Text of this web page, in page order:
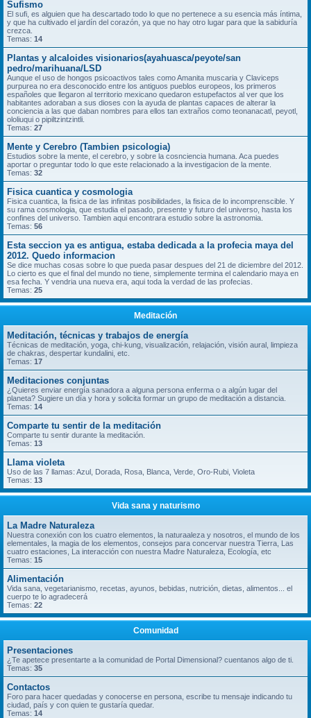
Sufismo
El sufi, es alguien que ha descartado todo lo que no pertenece a su esencia más íntima,
y que ha cultivado el jardín del corazón, ya que no hay otro lugar para que la sabiduría
crezca.
Temas: 14
Plantas y alcaloides visionarios(ayahuasca/peyote/san
pedro/marihuana/LSD
Aunque el uso de hongos psicoactivos tales como Amanita muscaria y Claviceps
purpurea no era desconocido entre los antiguos pueblos europeos, los primeros
españoles que llegaron al territorio mexicano quedaron estupefactos al ver que los
habitantes adoraban a sus dioses con la ayuda de plantas capaces de alterar la
conciencia a las que daban nombres para ellos tan extraños como teonanacatl, peyotl,
ololiuqui o pipiltzintzintli.
Temas: 27
Mente y Cerebro (Tambien psicologia)
Estudios sobre la mente, el cerebro, y sobre la cosnciencia humana. Aca puedes
aportar o preguntar todo lo que este relacionado a la investigacion de la mente.
Temas: 32
Fisica cuantica y cosmologia
Fisica cuantica, la fisica de las infinitas posibilidades, la fisica de lo incomprenscible. Y
su rama cosmologia, que estudia el pasado, presente y futuro del universo, hasta los
confines del universo. Tambien aqui encontrara estudio sobre la astronomia.
Temas: 56
Esta seccion ya es antigua, estaba dedicada a la profecia maya del
2012. Quedo informacion
Se dice muchas cosas sobre lo que pueda pasar despues del 21 de diciembre del 2012.
Lo cierto es que el final del mundo no tiene, simplemente termina el calendario maya en
esa fecha. Y vendria una nueva era, aqui toda la verdad de las profecias.
Temas: 25
Meditación
Meditación, técnicas y trabajos de energía
Técnicas de meditación, yoga, chi-kung, visualización, relajación, visión aural, limpieza
de chakras, despertar kundalini, etc.
Temas: 17
Meditaciones conjuntas
¿Quieres enviar energía sanadora a alguna persona enferma o a algún lugar del
planeta? Sugiere un día y hora y solicita formar un grupo de meditación a distancia.
Temas: 14
Comparte tu sentir de la meditación
Comparte tu sentir durante la meditación.
Temas: 13
Llama violeta
Uso de las 7 llamas: Azul, Dorada, Rosa, Blanca, Verde, Oro-Rubi, Violeta
Temas: 13
Vida sana y naturismo
La Madre Naturaleza
Nuestra conexión con los cuatro elementos, la naturaaleza y nosotros, el mundo de los
elementales, la magia de los elementos, consejos para concervar nuestra Tierra, Las
cuatro estaciones, La interacción con nuestra Madre Naturaleza, Ecología, etc
Temas: 15
Alimentación
Vida sana, vegetarianismo, recetas, ayunos, bebidas, nutrición, dietas, alimentos... el
cuerpo te lo agradecerá
Temas: 22
Comunidad
Presentaciones
¿Te apetece presentarte a la comunidad de Portal Dimensional? cuentanos algo de ti.
Temas: 35
Contactos
Foro para hacer quedadas y conocerse en persona, escribe tu mensaje indicando tu
ciudad, país y con quien te gustaría quedar.
Temas: 14